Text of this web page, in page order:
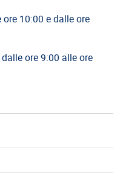
10:00 e dalle ore
ore 9:00 alle ore